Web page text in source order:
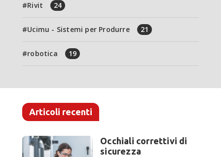
Rivit 24
Ucimu - Sistemi per Produrre 21
robotica 19
Articoli recenti
Occhiali correttivi di
sicurezza